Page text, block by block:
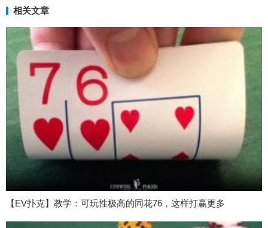
相关文章
【EV扑克】教学：可玩性极高的同花76，这样打赢更多